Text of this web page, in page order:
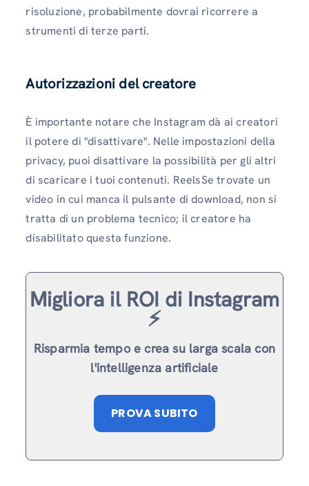
risoluzione, probabilmente dovrai ricorrere a
strumenti di terze parti.
Autorizzazioni del creatore
È importante notare che Instagram dà ai creatori
il potere di "disattivare". Nelle impostazioni della
privacy, puoi disattivare la possibilità per gli altri
di scaricare i tuoi contenuti. ReelsSe trovate un
video in cui manca il pulsante di download, non si
tratta di un problema tecnico; il creatore ha
disabilitato questa funzione.
Migliora il ROI di Instagram
⚡️
Risparmia tempo e crea su larga scala con
l'intelligenza artificiale
PROVA SUBITO